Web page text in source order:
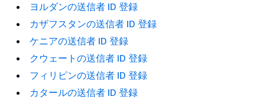
ヨルダンの送信者 ID 登録
カザフスタンの送信者 ID 登録
ケニアの送信者 ID 登録
クウェートの送信者 ID 登録
フィリピンの送信者 ID 登録
カタールの送信者 ID 登録